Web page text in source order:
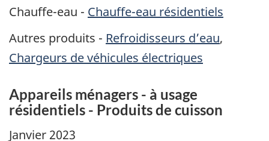
Chauffe-eau - Chauffe-eau résidentiels
Autres produits - Refroidisseurs d’eau,
Chargeurs de véhicules électriques
Appareils ménagers - à usage
résidentiels - Produits de cuisson
Janvier 2023